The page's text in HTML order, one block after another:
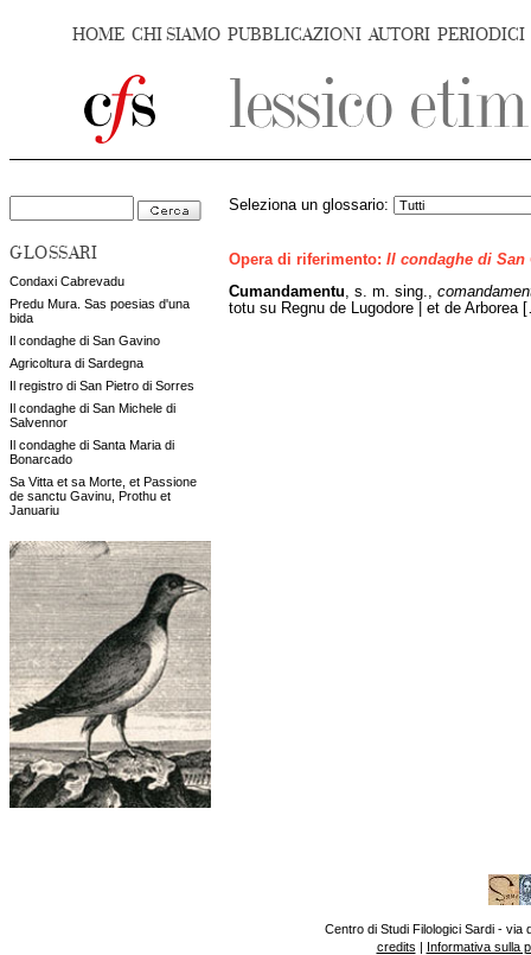
HOME CHI SIAMO PUBBLICAZIONI AUTORI PERIODICI
GLOSSARI
Condaxi Cabrevadu
Predu Mura. Sas poesias d'una
bida
Il condaghe di San Gavino
Agricoltura di Sardegna
Il registro di San Pietro di Sorres
Il condaghe di San Michele di
Salvennor
Il condaghe di Santa Maria di
Bonarcado
Sa Vitta et sa Morte, et Passione
de sanctu Gavinu, Prothu et
Januariu
Seleziona un glossario:
Opera di riferimento: Il condaghe di San
Cumandamentu , s. m. sing.,
totu su Regnu de Lugodore | et de Arborea
Centro di Studi Filologici Sardi - via
credits | Informativa sulla